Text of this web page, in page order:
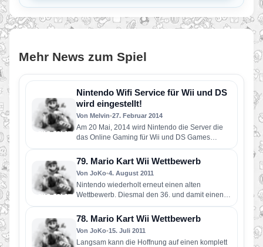
Mehr News zum Spiel
Nintendo Wifi Service für Wii und DS
wird eingestellt!
Von Melvin•27. Februar 2014
Am 20 Mai, 2014 wird Nintendo die Server die
das Online Gaming für Wii und DS Games
ermöglichen abstellen!…
79. Mario Kart Wii Wettbewerb
Von JoKo•4. August 2011
Nintendo wiederholt erneut einen alten
Wettbewerb. Diesmal den 36. und damit einen
relativ einfachen. Aufgabe ist es, durch…
78. Mario Kart Wii Wettbewerb
Von JoKo•15. Juli 2011
Langsam kann die Hoffnung auf einen komplett